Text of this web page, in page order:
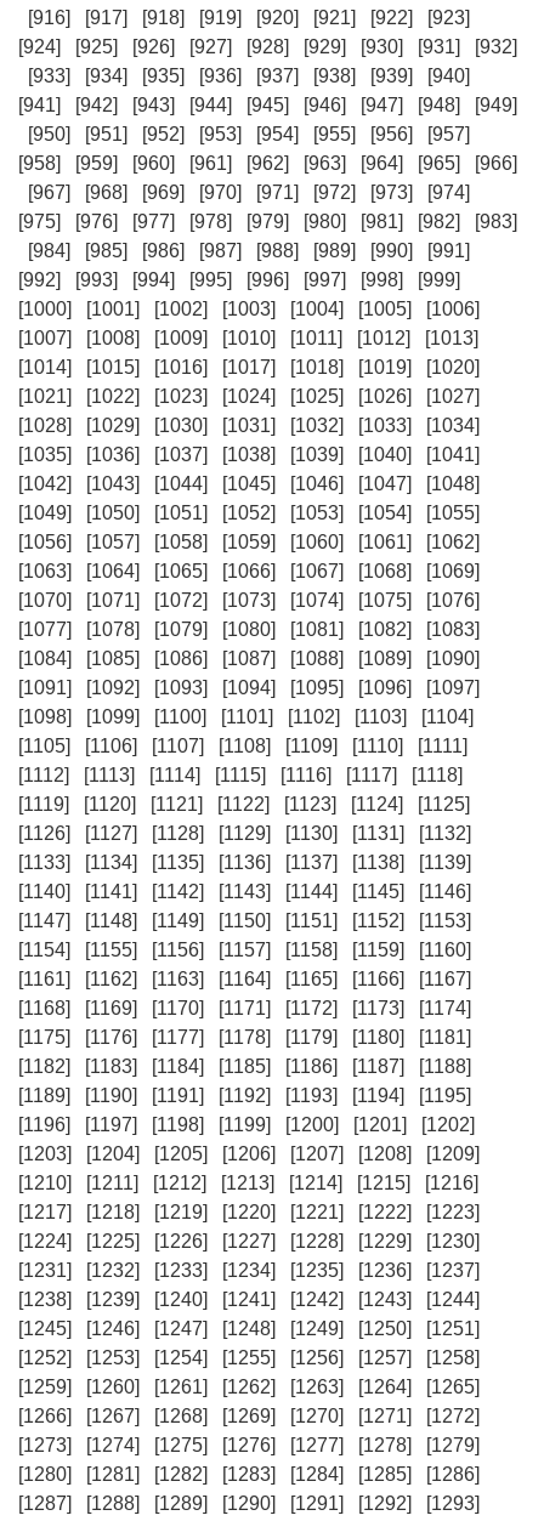
[916] [917] [918] [919] [920] [921] [922]
[923]
[924]
[925] [926] [927] [928] [929] [930] [931]
[932]
[933]
[934] [935] [936] [937] [938] [939]
[940]
[941]
[942] [943] [944] [945] [946] [947] [948]
[949]
[950]
[951] [952] [953] [954] [955] [956]
[957]
[958]
[959] [960] [961] [962] [963] [964] [965]
[966]
[967]
[968] [969] [970] [971] [972] [973]
[974]
[975]
[976] [977] [978] [979] [980] [981] [982]
[983]
[984]
[985] [986] [987] [988] [989] [990]
[991]
[992]
[993] [994] [995] [996] [997] [998]
[999]
[1000]
[1001] [1002] [1003] [1004] [1005]
[1006]
[1007]
[1008] [1009] [1010] [1011] [1012]
[1013]
[1014]
[1015] [1016] [1017] [1018] [1019]
[1020]
[1021]
[1022] [1023] [1024] [1025] [1026]
[1027]
[1028]
[1029] [1030] [1031] [1032] [1033]
[1034]
[1035]
[1036] [1037] [1038] [1039] [1040]
[1041]
[1042]
[1043] [1044] [1045] [1046] [1047]
[1048]
[1049]
[1050] [1051] [1052] [1053] [1054]
[1055]
[1056]
[1057] [1058] [1059] [1060] [1061]
[1062]
[1063]
[1064] [1065] [1066] [1067] [1068]
[1069]
[1070]
[1071] [1072] [1073] [1074] [1075]
[1076]
[1077]
[1078] [1079] [1080] [1081] [1082]
[1083]
[1084]
[1085] [1086] [1087] [1088] [1089]
[1090]
[1091]
[1092] [1093] [1094] [1095] [1096]
[1097]
[1098]
[1099] [1100] [1101] [1102] [1103]
[1104]
[1105]
[1106] [1107] [1108] [1109] [1110]
[1111]
[1112]
[1113] [1114] [1115] [1116] [1117]
[1118]
[1119]
[1120] [1121] [1122] [1123] [1124]
[1125]
[1126]
[1127] [1128] [1129] [1130] [1131]
[1132]
[1133]
[1134] [1135] [1136] [1137] [1138]
[1139]
[1140]
[1141] [1142] [1143] [1144] [1145]
[1146]
[1147]
[1148] [1149] [1150] [1151] [1152]
[1153]
[1154]
[1155] [1156] [1157] [1158] [1159]
[1160]
[1161]
[1162] [1163] [1164] [1165] [1166]
[1167]
[1168]
[1169] [1170] [1171] [1172] [1173]
[1174]
[1175]
[1176] [1177] [1178] [1179] [1180]
[1181]
[1182]
[1183] [1184] [1185] [1186] [1187]
[1188]
[1189]
[1190] [1191] [1192] [1193] [1194]
[1195]
[1196]
[1197] [1198] [1199] [1200] [1201]
[1202]
[1203]
[1204] [1205] [1206] [1207] [1208]
[1209]
[1210]
[1211] [1212] [1213] [1214] [1215]
[1216]
[1217]
[1218] [1219] [1220] [1221] [1222]
[1223]
[1224]
[1225] [1226] [1227] [1228] [1229]
[1230]
[1231]
[1232] [1233] [1234] [1235] [1236]
[1237]
[1238]
[1239] [1240] [1241] [1242] [1243]
[1244]
[1245]
[1246] [1247] [1248] [1249] [1250]
[1251]
[1252]
[1253] [1254] [1255] [1256] [1257]
[1258]
[1259]
[1260] [1261] [1262] [1263] [1264]
[1265]
[1266]
[1267] [1268] [1269] [1270] [1271]
[1272]
[1273]
[1274] [1275] [1276] [1277] [1278]
[1279]
[1280]
[1281] [1282] [1283] [1284] [1285]
[1286]
[1287]
[1288] [1289] [1290] [1291] [1292]
[1293]